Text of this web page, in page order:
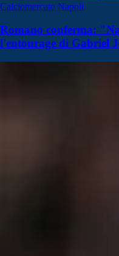
Calciomercato Napoli
Romano conferma:
l'entourage di Gabriel